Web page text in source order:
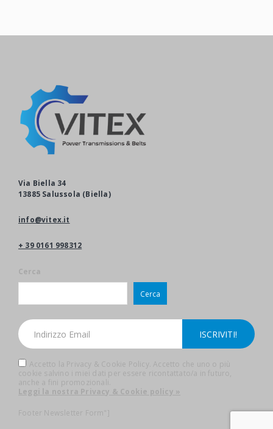
Via Biella 34
13885 Salussola (Biella)
info@vitex.it
+ 39 0161 998312
Cerca
Cerca
Accetto la Privacy & Cookie Policy. Accetto che uno o più
cookie salvino i miei dati per essere ricontattato/a in futuro,
anche a fini promozionali.
Leggi la nostra Privacy & Cookie policy »
Footer Newsletter Form"]